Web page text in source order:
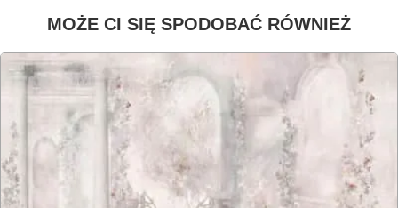
MOŻE CI SIĘ SPODOBAĆ RÓWNIEŻ